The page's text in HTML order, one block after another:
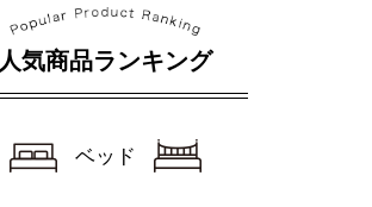
人気商品ランキング
ベッド